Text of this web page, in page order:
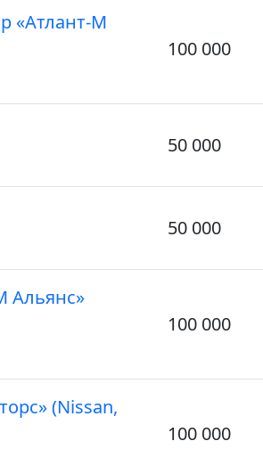
«Атлант-М
100 000
50 000
50 000
Альянс»
100 000
(Nissan,
100 000